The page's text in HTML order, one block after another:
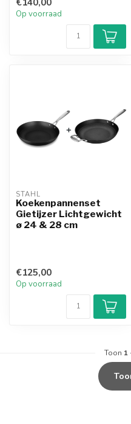
superie...
Op voorraad
STAHL
Koekenpannenset
Gietijzer Lichtgewicht
ø 24 & 28 cm
€125,00
Op voorraad
Toon 1